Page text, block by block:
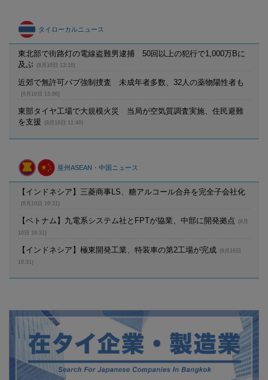
タイローカルニュース
東北部で街路灯の電線盗難男逮捕 50回以上の犯行で1,000万Bに
及ぶ
(8月10日 13:10)
近郊で無許可パブ強制捜査 未成年者多数、32人の薬物陽性者も
(8月10日 13:06)
東部タイヤ工場で大規模火災 当局が空気質調査実施、住民避難
を支援
(8月10日 11:40)
亜州ASEAN・中国ニュース
【インドネシア】三菱商事LS、糖アルコール合弁を完全子会社化
(8月10日 10:31)
【ベトナム】九電系システム社とFPTが協業、中部に開発拠点
(8月
10日 10:31)
【インドネシア】極東開発工業、特装車の第2工場が完成
(8月10日
10:31)